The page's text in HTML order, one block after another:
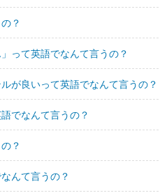
？
って英語でなんて言うの？
が良いって英語でなんて言うの？
でなんて言うの？
？
んて言うの？